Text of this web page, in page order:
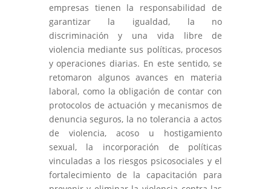
empresas tienen la responsabilidad de
garantizar la igualdad, la no
discriminación y una vida libre de
violencia mediante sus políticas, procesos
y operaciones diarias. En este sentido, se
retomaron algunos avances en materia
laboral, como la obligación de contar con
protocolos de actuación y mecanismos de
denuncia seguros, la no tolerancia a actos
de violencia, acoso u hostigamiento
sexual, la incorporación de políticas
vinculadas a los riesgos psicosociales y el
fortalecimiento de la capacitación para